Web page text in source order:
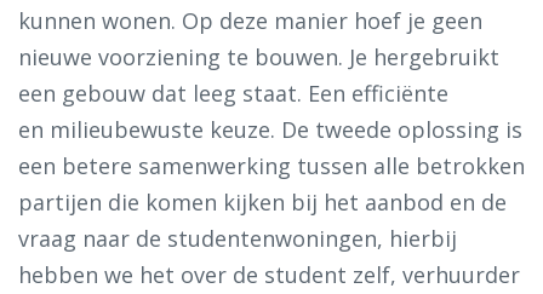
kunnen wonen. Op deze manier hoef je geen
nieuwe voorziening te bouwen. Je hergebruikt
een gebouw dat leeg staat. Een efficiënte
en milieubewuste keuze. De tweede oplossing is
een betere samenwerking tussen alle betrokken
partijen die komen kijken bij het aanbod en de
vraag naar de studentenwoningen, hierbij
hebben we het over de student zelf, verhuurder